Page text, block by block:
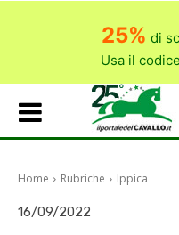
25% di
Usa il codice
Home Rubriche Ippica
16/09/2022